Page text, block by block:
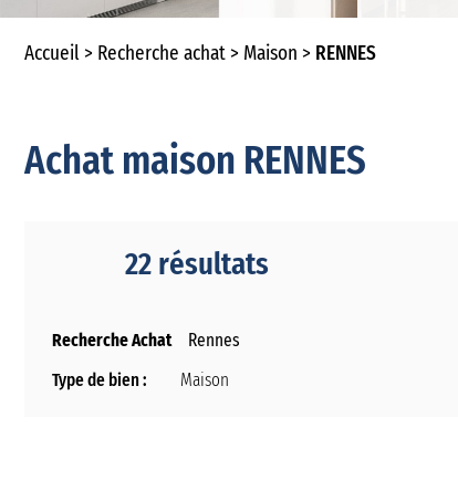
Accueil Recherche achat Maison RENNES
Achat maison RENNES
22 résultats
Recherche Achat Rennes
Type de bien : Maison